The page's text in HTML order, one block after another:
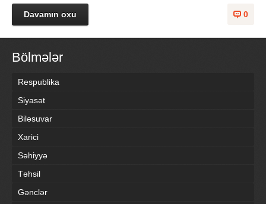
0
Davamın oxu
Bölmələr
Respublika
Siyasət
Biləsuvar
Xarici
Səhiyyə
Təhsil
Gənclər